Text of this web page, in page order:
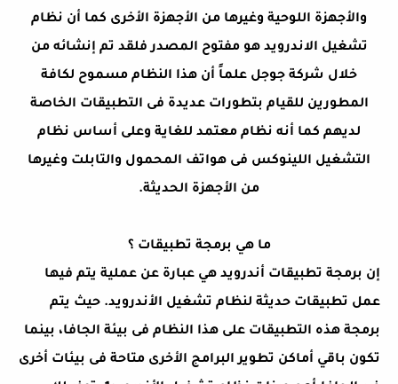
والأجهزة اللوحية وغيرها من الأجهزة الأخرى كما أن نظام
تشغيل الاندرويد هو مفتوح المصدر فلقد تم إنشائه من
خلال شركة جوجل علماً أن هذا النظام مسموح لكافة
المطورين للقيام بتطورات عديدة فى التطبيقات الخاصة
لديهم كما أنه نظام معتمد للغاية وعلى أساس نظام
التشغيل اللينوكس فى هواتف المحمول والتابلت وغيرها
من الأجهزة الحديثة.
ما هي برمجة تطبيقات ؟
إن برمجة تطبيقات أندرويد هي عبارة عن عملية يتم فيها
عمل تطبيقات حديثة لنظام تشغيل الأندرويد. حيث يتم
برمجة هذه التطبيقات على هذا النظام فى بيئة الجافا، بينما
تكون باقي أماكن تطوير البرامج الأخرى متاحة فى بيئات أخرى